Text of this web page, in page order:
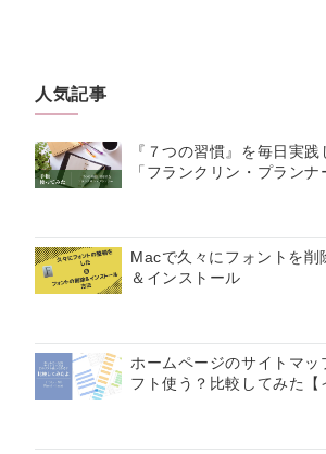
人気記事
『７つの習慣』を毎日実
「フランクリン・プランナ
Macで久々にフォントを削
＆インストール
ホームページのサイトマッ
フト使う？比較してみた【